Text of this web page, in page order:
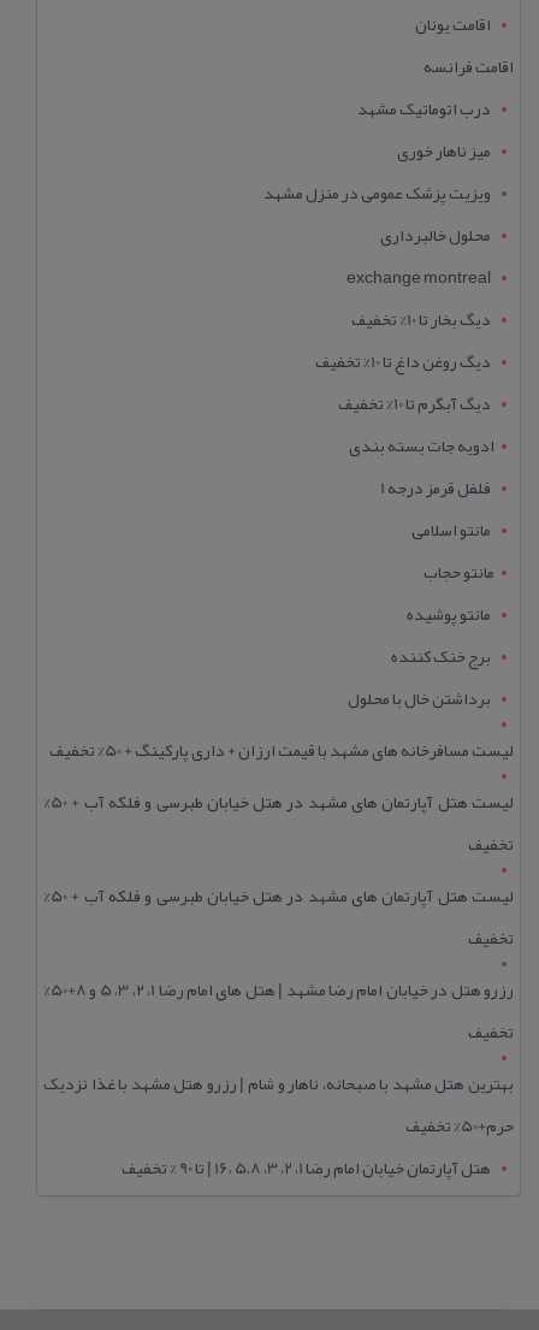
اقامت یونان
اقامت فرانسه
درب اتوماتیک مشهد
میز ناهار خوری
ویزیت پزشک عمومی در منزل مشهد
محلول خالبرداری
exchange montreal
دیگ بخار تا 10% تخفیف
دیگ روغن داغ تا 10% تخفیف
دیگ آبگرم تا 10% تخفیف
ادویه جات بسته بندی
فلفل قرمز درجه 1
مانتو اسلامی
مانتو حجاب
مانتو پوشیده
برج خنک کننده
برداشتن خال با محلول
لیست مسافرخانه های مشهد با قیمت ارزان + داری پارکینگ + 50% تخفیف
لیست هتل آپارتمان های مشهد در هتل خیابان طبرسی و فلکه آب + 50%
تخفیف
لیست هتل آپارتمان های مشهد در هتل خیابان طبرسی و فلکه آب + 50%
تخفیف
رزرو هتل در خیابان امام رضا مشهد | هتل‌ های امام رضا 1، 2، 3، 5 و 8+50%
تخفیف
بهترین هتل مشهد با صبحانه، ناهار و شام | رزرو هتل مشهد با غذا نزدیک
حرم+50% تخفیف
هتل آپارتمان خیابان امام رضا 1، 2، 3، 5،8 ،16 | تا 90 % تخفیف